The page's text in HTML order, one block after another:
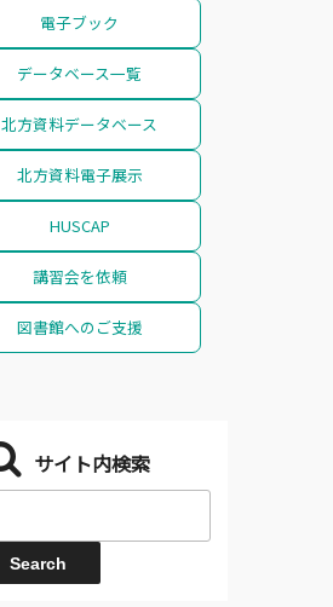
電子ブック
データベース一覧
北方資料データベース
北方資料電子展示
HUSCAP
講習会を依頼
図書館へのご支援
サイト内検索